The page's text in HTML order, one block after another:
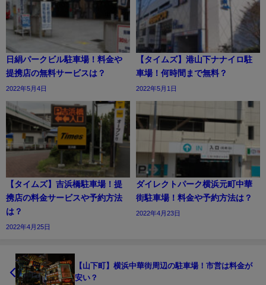
日絹パークビル駐車場！料金や
提携店の無料サービスは？
2022年5月4日
【タイムズ】港山下ナナイロ駐
車場！何時間まで無料？
2022年5月1日
【タイムズ】吉浜橋駐車場！提
携店の料金サービスや予約方法
は？
2022年4月25日
ダイレクトパーク横浜元町中華
街駐車場！料金や予約方法は？
2022年4月23日
【山下町】横浜中華街周辺の駐車場！市営は料金が
安い？